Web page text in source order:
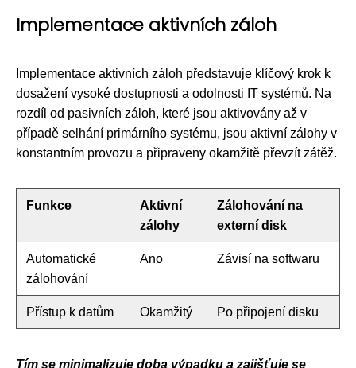
Implementace aktivních záloh
Implementace aktivních záloh představuje klíčový krok k
dosažení vysoké dostupnosti a odolnosti IT systémů. Na
rozdíl od pasivních záloh, které jsou aktivovány až v
případě selhání primárního systému, jsou aktivní zálohy v
konstantním provozu a připraveny okamžitě převzít zátěž.
Funkce
Aktivní
zálohy
Zálohování na
externí disk
Automatické
zálohování
Ano Závisí na softwaru
Přístup k datům Okamžitý Po připojení disku
Tím se minimalizuje doba výpadku a zajišťuje se